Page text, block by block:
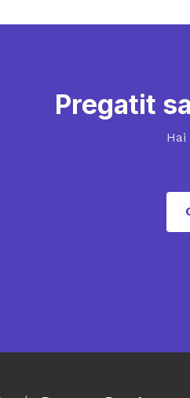
Pregatit